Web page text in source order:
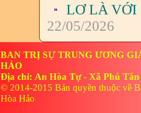
LƠ LÀ VỚI
22/05/2026
BAN TRỊ SỰ TRUNG ƯƠNG
HẢO
Địa chỉ: An Hòa Tự - Xã Phú
© 2014-2015 Bản quyền thuộc về
Hòa Hảo